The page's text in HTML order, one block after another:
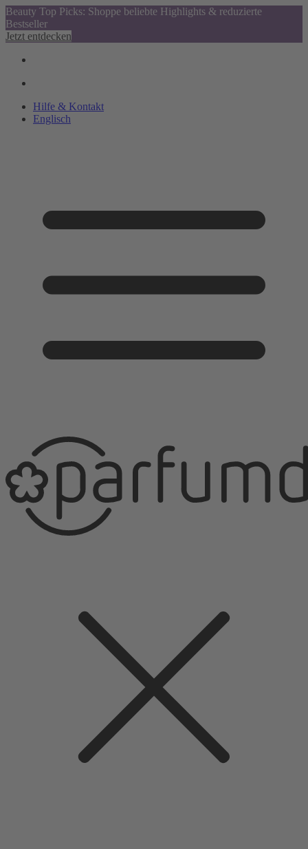
Beauty Top Picks: Shoppe beliebte Highlights & reduzierte
Bestseller
Jetzt entdecken
Hilfe & Kontakt
Englisch